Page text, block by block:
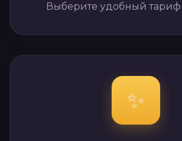
Выберите удобный тариф
✨